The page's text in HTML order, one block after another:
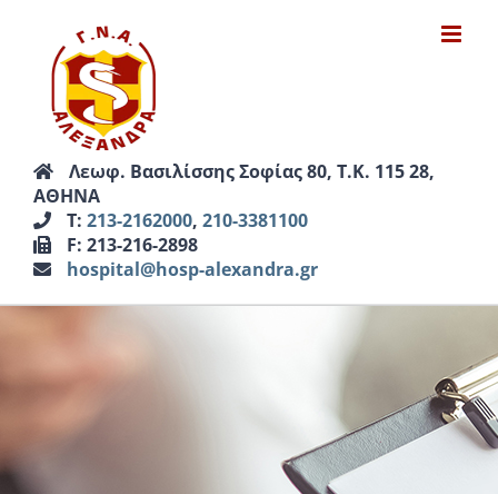
περιεχόμενο
Λεωφ. Βασιλίσσης Σοφίας 80, Τ.Κ. 115 28,
ΑΘΗΝΑ
Τ: 213-2162000, 210-3381100
F: 213-216-2898
hospital@hosp-alexandra.gr